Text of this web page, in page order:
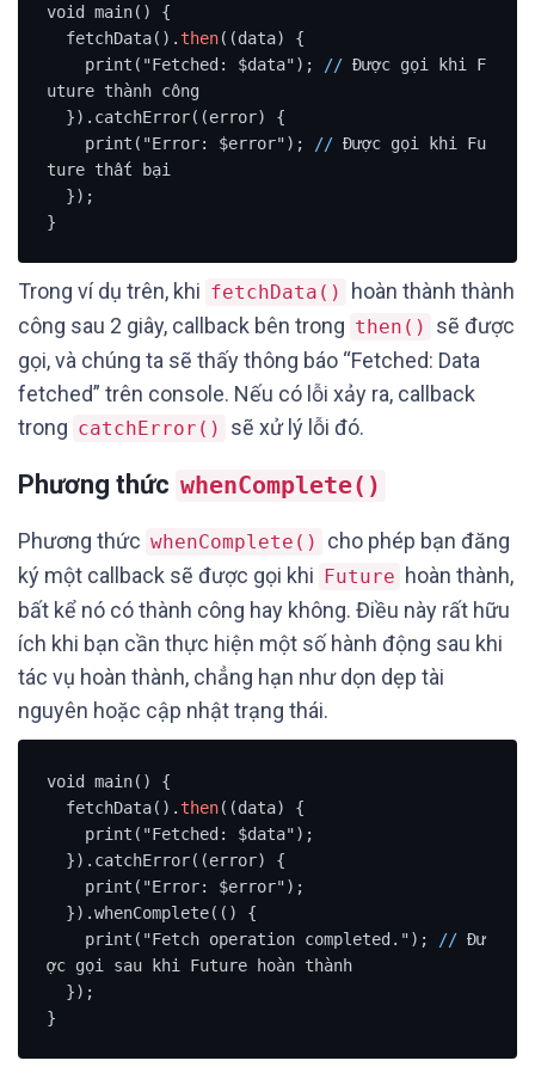
void main() {
  fetchData().
then((data) {
    print("Fetched: $data");
// Được gọi khi F
uture thành công
    print("Error: $error");
// Được gọi khi Fu
ture thất bại
}
Trong ví dụ trên, khi fetchData()
hoàn thành thành
công sau 2 giây, callback bên trong then()
sẽ được
gọi, và chúng ta sẽ thấy thông báo “Fetched: Data
fetched” trên console. Nếu có lỗi xảy ra, callback
trong catchError() sẽ xử lý lỗi đó.
Phương thức whenComplete()
Phương thức whenComplete()
cho phép bạn đăng
ký một callback sẽ được gọi khi Future hoàn thành,
bất kể nó có thành công hay không. Điều này rất hữu
ích khi bạn cần thực hiện một số hành động sau khi
tác vụ hoàn thành, chẳng hạn như dọn dẹp tài
nguyên hoặc cập nhật trạng thái.
void main() {
  fetchData().
then((data) {
    print("Fetch operation completed.");
// Đư
ợc gọi sau khi Future hoàn thành
}